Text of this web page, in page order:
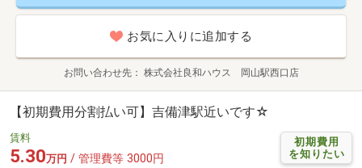
お気に入りに追加する
お問い合わせ先 株式会社良和ハウス 岡山駅西口店
【初期費用分割払い可】吉備津駅近いです☆
初期費用
を知りたい
賃料
5.30万円 / 管理費等 3000円